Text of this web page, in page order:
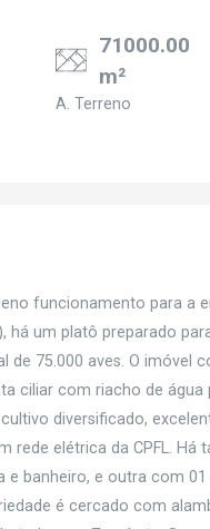
71000.00
m²
A. Terreno
funcionamento para a
há um platô preparado
de 75.000 aves. O imóvel
ciliar com riacho de água
diversificado,
elétrica da CPFL. Há
banheiro, e outra com
é cercado com